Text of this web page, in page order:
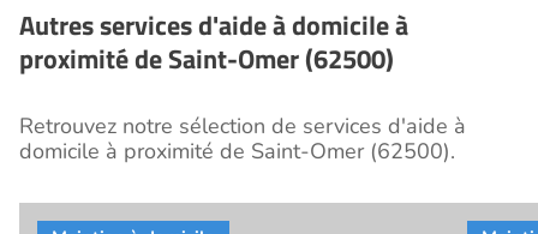
Autres services d'aide à domicile à
proximité de Saint-Omer (62500)
Retrouvez notre sélection de services d'aide à
domicile à proximité de Saint-Omer (62500).